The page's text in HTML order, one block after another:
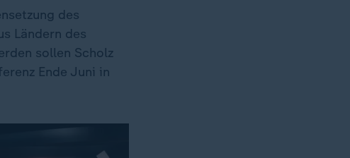
des
Ländern des
sollen Scholz
Ende Juni in